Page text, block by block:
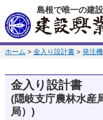
このページの本文へ
島根で唯一の建
このページの位置:
ホーム > 金入り設計書 > 発注
金入り設計書
(隠岐支庁農林水産
局）)